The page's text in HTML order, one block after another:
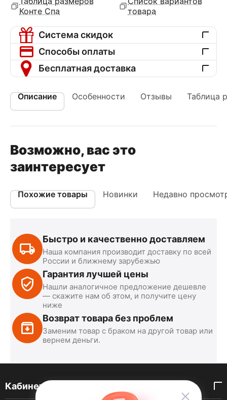
Конте Спа
товара
Система скидок
Способы оплаты
Бесплатная доставка
Описание Особенности Отзывы Таблица
Возможно, вас это
заинтересует
Похожие товары Новинки Недавно
Быстро и качественно доставляем
Наша компания производит доставку по всей
России и ближнему зарубежью
Гарантия лучшей цены
Нашли аналогичное предложение дешевле
— скажите нам об этом, и получите цену
ниже
Возврат товара без проблем
Заменим товар с браком на другой товар или
вернем деньги.
Кабинет покупателя